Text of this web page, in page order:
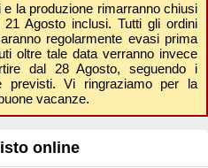
la produzione rimarranno chiusi
Agosto inclusi. Tutti gli ordini
regolarmente evasi prima
oltre tale data verranno invece
dal 28 Agosto, seguendo i
previsti. Vi ringraziamo per la
vacanze.
online